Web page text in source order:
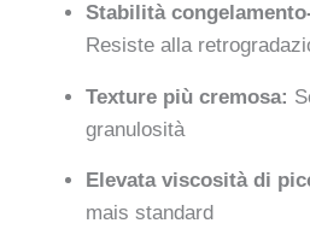
Stabilità
Resiste alla
Texture più cremosa:
granulosità
Elevata viscosità di
mais standard